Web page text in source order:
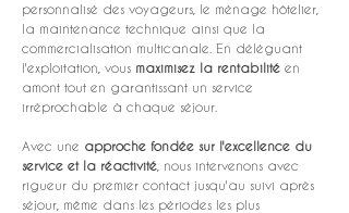
personnalisé des voyageurs, le ménage hôtelier,
la maintenance technique ainsi que la
commercialisation multicanale. En déléguant
l'exploitation, vous maximisez la rentabilité en
amont tout en garantissant un service
irréprochable à chaque séjour.
Avec une approche fondée sur l'excellence du
service et la réactivité , nous intervenons avec
rigueur du premier contact jusqu'au suivi après
séjour, même dans les périodes les plus